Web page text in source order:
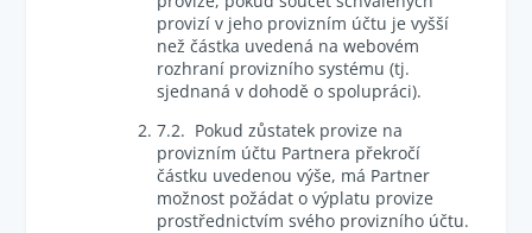
provizí v jeho provizním účtu je vyšší
než částka uvedená na webovém
rozhraní provizního systému (tj.
sjednaná v dohodě o spolupráci).
7.2. Pokud zůstatek provize na
provizním účtu Partnera překročí
částku uvedenou výše, má Partner
možnost požádat o výplatu provize
prostřednictvím svého provizního účtu.